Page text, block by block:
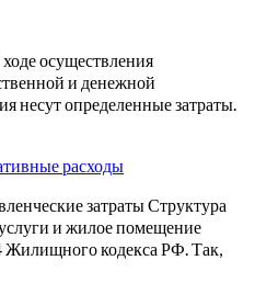
осуществления
и денежной
несут определенные затраты.
расходы
затраты Структура
и жилое помещение
Жилищного кодекса РФ. Так,